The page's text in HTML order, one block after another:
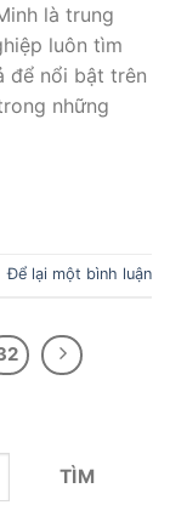
là trung
luôn tìm
để nổi bật trên
những
Để lại một bình luận
TÌM